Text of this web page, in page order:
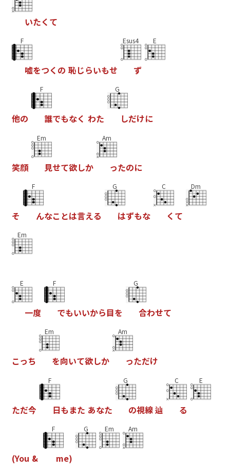
いたく て
F
嘘をつく の 恥じらいもせ
Esus4
ず
E
他の
F
誰でもなく わた
G
しだけに
笑顔
Em
見せて欲しか
Am
ったのに
そ
F
んなこ とは言える
G
はずもな
C
く て
Dm
Em
E
一度
F
でもいいから目を
G
合わせて
こっち
Em
を向いて欲しか
Am
っただけ
ただ今
F
日もまた あなた
G
の視線辿
C
る
E
(You &
F
me)
G Em Am